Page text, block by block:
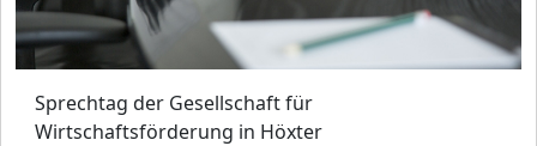
Sprechtag der Gesellschaft für
Wirtschaftsförderung in Höxter